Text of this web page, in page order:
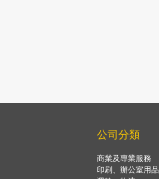
公司分類
商業及專業服務
印刷、辦公室用品